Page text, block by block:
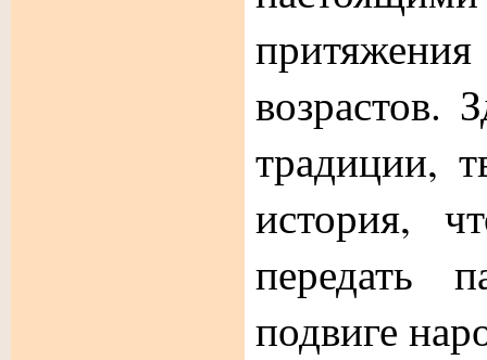
возрастов.
традиции,
история,
передать
подвиге